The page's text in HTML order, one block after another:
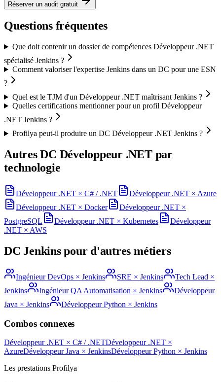
Réserver un audit gratuit
Questions fréquentes
Que doit contenir un dossier de compétences Développeur .NET
spécialisé Jenkins ?
Comment valoriser l'expertise Jenkins dans un DC pour une ESN
?
Quel est le TJM d'un Développeur .NET maîtrisant Jenkins ?
Quelles certifications mentionner pour un profil Développeur
.NET Jenkins ?
Profilya peut-il produire un DC Développeur .NET Jenkins ?
Autres DC Développeur .NETpar
technologie
Développeur .NET × C# / .NET Développeur .NET × Azure
Développeur .NET × Docker Développeur .NET ×
PostgreSQL
Développeur .NET × Kubernetes
Développeur
.NET × AWS
DC Jenkinspour d'autres métiers
Ingénieur DevOps × Jenkins SRE × Jenkins Tech Lead ×
Jenkins
Ingénieur QA Automatisation × Jenkins
Développeur
Java × Jenkins Développeur Python × Jenkins
Combos connexes
Développeur .NET × C# / .NETDéveloppeur .NET ×
AzureDéveloppeur Java × JenkinsDéveloppeur Python × Jenkins
Les prestations Profilya